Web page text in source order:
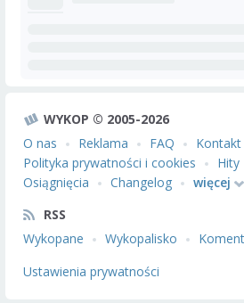
WYKOP © 2005-2026
O nas
Reklama FAQ Kontakt
Polityka prywatności i cookies
Hity
Osiągnięcia
Changelog
więcej
RSS
Wykopane
Wykopalisko
Ustawienia prywatności